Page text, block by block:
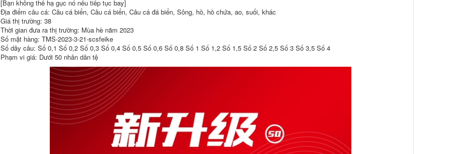
power 300m cước
berkley
700,000
cước câu cá
megabarra 500m
Dây câu cá lụa vàng
siêu mềm nhập
khẩu từ Đức Dây
chính cao cấp chính
hãng dây căng
mạnh dây phụ
không cuộn dây câu
nylon cước ion
power 300m câu đài
đen Lua đặc biệt, lực
kéo mạnh và dây
mài mòn cước
leader cước câu cá
Dây ygkpe 12 dây
nhập khẩu lực kéo
mạnh, mồi đúc cự ly
siêu xa, dây 131pe
biệt, dây marlin
mạnh mẽ cước câu
cá shimano cuoc
cau ca shimano
684,000
[Bạn không thể hạ gục nó nếu tiếp tục bay]
Địa điểm câu cá: Câu cá biển, Câu cá biển, Câu cá đá biển, Sông, hồ, hồ chứa, ao, suối, khác
Giá thị trường: 38
Thời gian đưa ra thị trường: Mùa hè năm 2023
Số mặt hàng: TMS-2023-3-21-scsfeike
Số dây câu: Số 0,1 Số 0,2 Số 0,3 Số 0,4 Số 0,5 Số 0,6 Số 0,8 Số 1 Số 1,2 Số 1,5 Số 2 Số 2,5 Số 3 Số 3,5 Số 4
Phạm vi giá: Dưới 50 nhân dân tệ